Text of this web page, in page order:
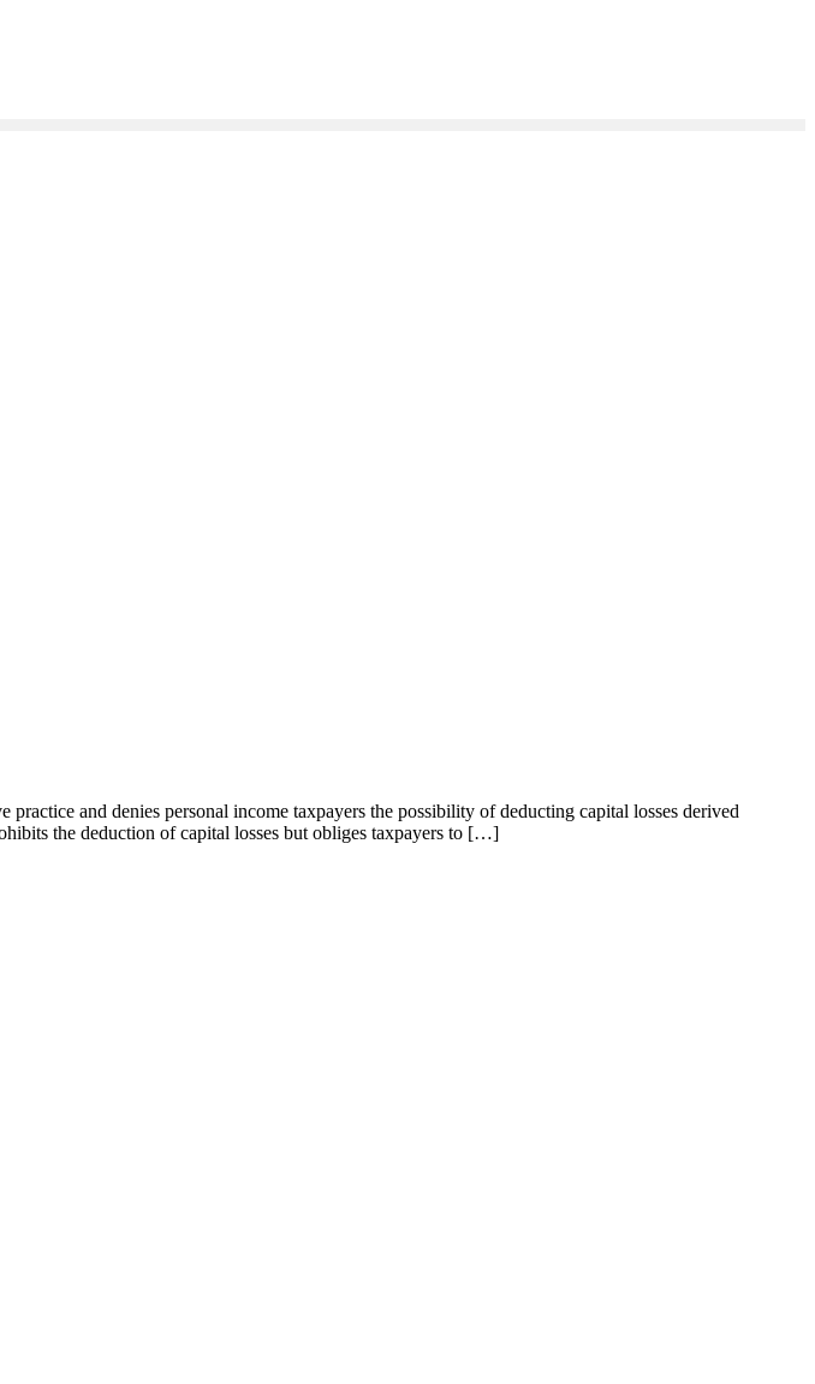
and denies personal income taxpayers the possibility of deducting capital losses derived
the deduction of capital losses but obliges taxpayers to […]